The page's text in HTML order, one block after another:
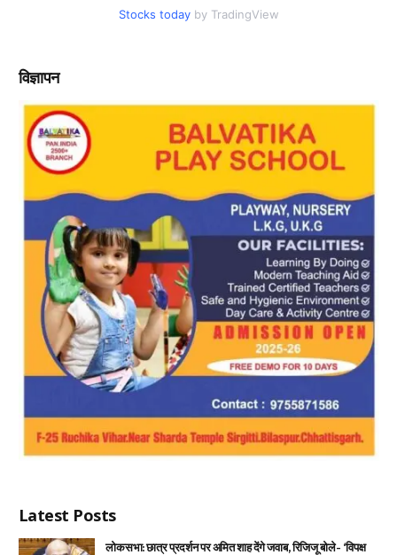
Stocks today by TradingView
विज्ञापन
Latest Posts
लोकसभा: छात्र प्रदर्शन पर अमित शाह देंगे जवाब, रिजिजू बोले- ‘विपक्ष